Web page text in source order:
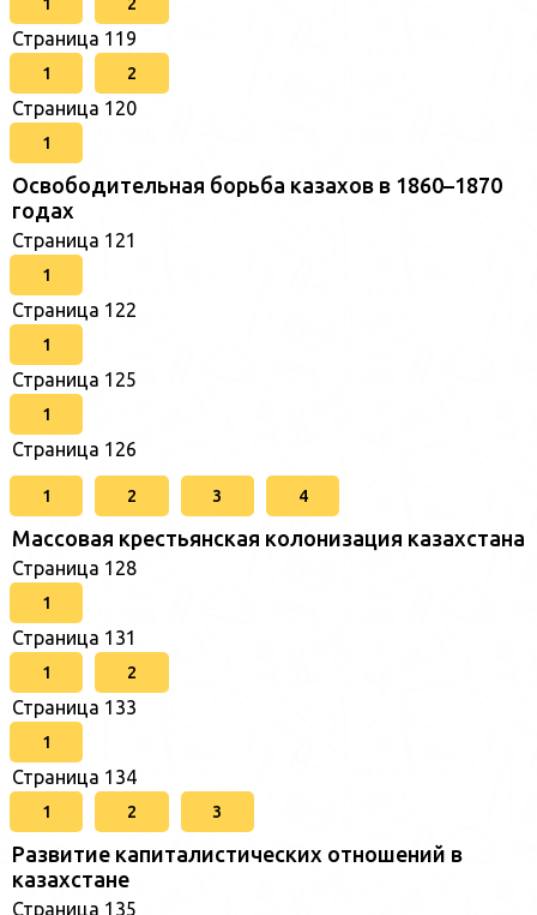
Страница 119
1 2
Страница 120
1
Освободительная борьба казахов в 1860–1870
годах
Страница 121
1
Страница 122
1
Страница 125
1
Страница 126
1 2 3 4
Массовая крестьянская колонизация казахстана
Страница 128
1
Страница 131
1 2
Страница 133
1
Страница 134
1 2 3
Развитие капиталистических отношений в
казахстане
Страница 135